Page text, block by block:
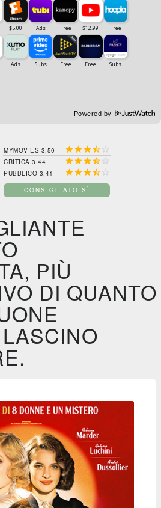
Powered by
MYMOVIES 3,50  
CRITICA 3,44  
PUBBLICO 3,41  
CONSIGLIATO SÌ
PIÙ
DI QUANTO